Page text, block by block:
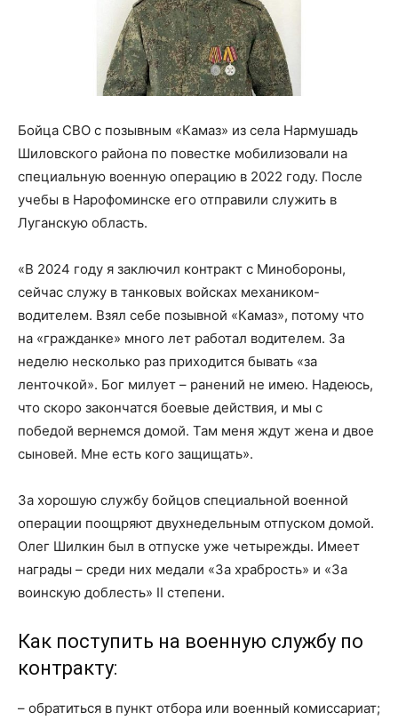
Бойца СВО с позывным «Камаз» из села Нармушадь
Шиловского района по повестке мобилизовали на
специальную военную операцию в 2022 году. После
учебы в Нарофоминске его отправили служить в
Луганскую область.
«В 2024 году я заключил контракт с Минобороны,
сейчас служу в танковых войсках механиком-
водителем. Взял себе позывной «Камаз», потому что
на «гражданке» много лет работал водителем. За
неделю несколько раз приходится бывать «за
ленточкой». Бог милует – ранений не имею. Надеюсь,
что скоро закончатся боевые действия, и мы с
победой вернемся домой. Там меня ждут жена и двое
сыновей. Мне есть кого защищать».
За хорошую службу бойцов специальной военной
операции поощряют двухнедельным отпуском домой.
Олег Шилкин был в отпуске уже четырежды. Имеет
награды – среди них медали «За храбрость» и «За
воинскую доблесть» II степени.
Как поступить на военную службу по
контракту:
– обратиться в пункт отбора или военный комиссариат;